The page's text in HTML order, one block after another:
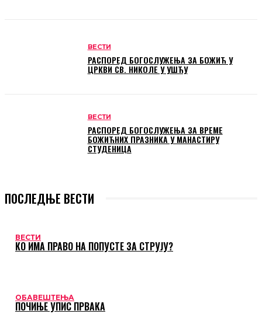
ВЕСТИ
РАСПОРЕД БОГОСЛУЖЕЊА ЗА БОЖИЋ У
ЦРКВИ СВ. НИКОЛЕ У УШЋУ
ВЕСТИ
РАСПОРЕД БОГОСЛУЖЕЊА ЗА ВРЕМЕ
БОЖИЋНИХ ПРАЗНИКА У МАНАСТИРУ
СТУДЕНИЦА
ПОСЛЕДЊЕ ВЕСТИ
ВЕСТИ
КО ИМА ПРАВО НА ПОПУСТЕ ЗА СТРУЈУ?
ОБАВЕШТЕЊА
ПОЧИЊЕ УПИС ПРВАКА